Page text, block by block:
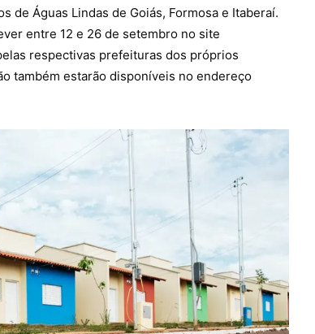
de Águas Lindas de Goiás, Formosa e Itaberaí.
entre 12 e 26 de setembro no site
respectivas prefeituras dos próprios
também estarão disponíveis no endereço